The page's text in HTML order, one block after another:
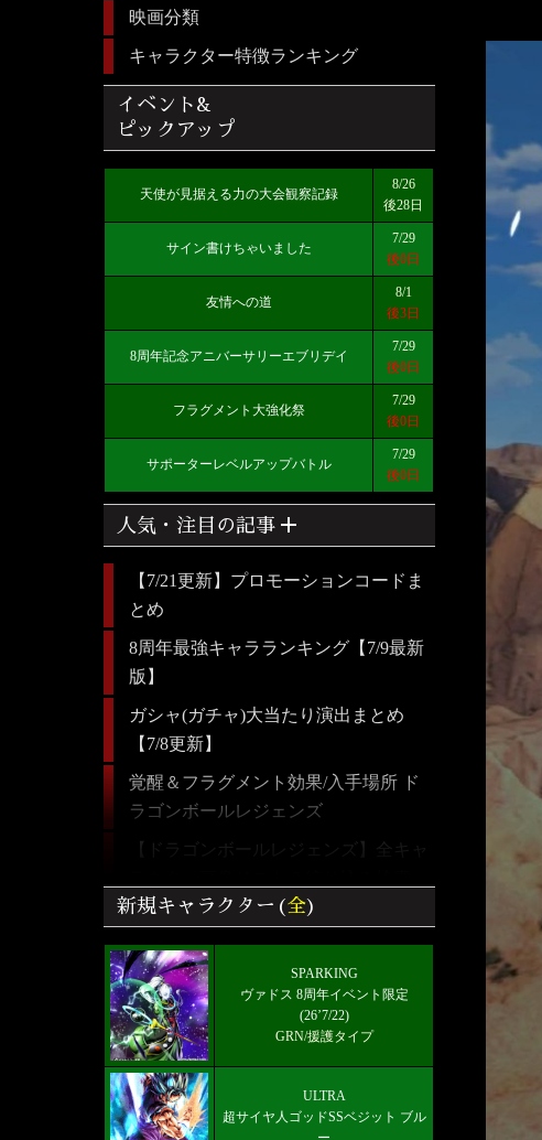
映画分類
キャラクター特徴ランキング
イベント&
ピックアップ
天使が見据える力の大会観察記録
8/26
後28日
サイン書けちゃいました
7/29
後0日
友情への道
8/1
後3日
8周年記念アニバーサリーエブリデイ
7/29
後0日
フラグメント大強化祭
7/29
後0日
サポーターレベルアップバトル
7/29
後0日
人気・注目の記事 add
【7/21更新】プロモーションコードま
とめ
8周年最強キャラランキング【7/9最新
版】
ガシャ(ガチャ)大当たり演出まとめ
【7/8更新】
覚醒＆フラグメント効果/入手場所 ド
ラゴンボールレジェンズ
【ドラゴンボールレジェンズ】全キャ
最強パーティーとランキング！【5/24
更新】
好きなキャラから選ぶチーム編成【パ
ーティー】
雑談/質問ドラゴンボールレジェンズ
掲示板
ULTRA 超サイヤ人ゴッドSSベジット
新規キャラクター(全)
SPARKING
ヴァドス 8周年イベント限定
(26’7/22)
GRN/援護タイプ
ULTRA
超サイヤ人ゴッドSSベジット ブル